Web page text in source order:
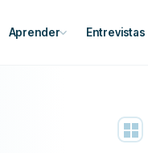
Aprender Entrevistas